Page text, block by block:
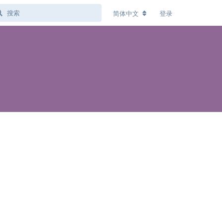
简体中文 登录